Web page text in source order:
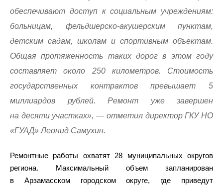
обеспечивают доступ к социальным учреждениям:
больницам, фельдшерско-акушерским пунктам,
детским садам, школам и спортивным объектам.
Общая протяженность таких дорог в этом году
составляет около 250 километров. Стоимость
государственных контрактов превышает 5
миллиардов рублей. Ремонт уже завершен
на десяти участках», — отметил директор ГКУ НО
«ГУАД» Леонид Самухин.
Ремонтные работы охватят 28 муниципальных округов
региона. Максимальный объем запланирован
в Арзамасском городском округе, где приведут